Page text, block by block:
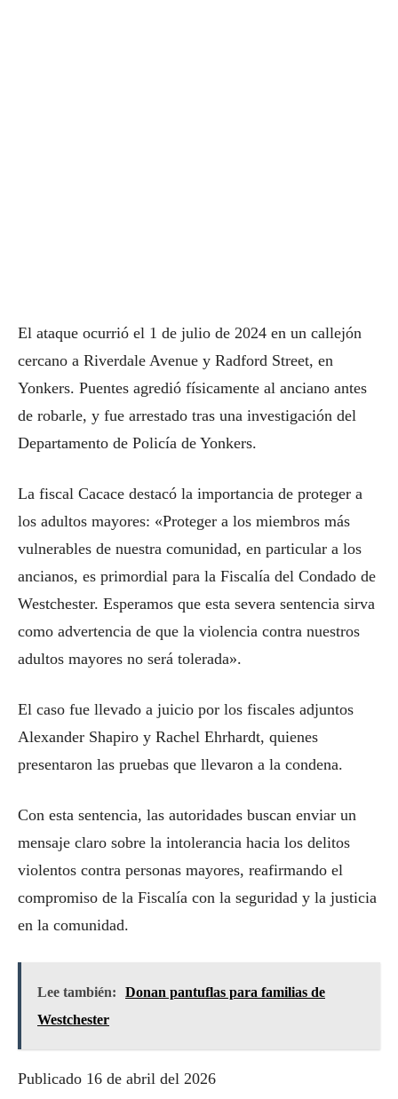
El ataque ocurrió el 1 de julio de 2024 en un callejón
cercano a Riverdale Avenue y Radford Street, en
Yonkers. Puentes agredió físicamente al anciano antes
de robarle, y fue arrestado tras una investigación del
Departamento de Policía de Yonkers.
La fiscal Cacace destacó la importancia de proteger a
los adultos mayores: «Proteger a los miembros más
vulnerables de nuestra comunidad, en particular a los
ancianos, es primordial para la Fiscalía del Condado de
Westchester. Esperamos que esta severa sentencia sirva
como advertencia de que la violencia contra nuestros
adultos mayores no será tolerada».
El caso fue llevado a juicio por los fiscales adjuntos
Alexander Shapiro y Rachel Ehrhardt, quienes
presentaron las pruebas que llevaron a la condena.
Con esta sentencia, las autoridades buscan enviar un
mensaje claro sobre la intolerancia hacia los delitos
violentos contra personas mayores, reafirmando el
compromiso de la Fiscalía con la seguridad y la justicia
en la comunidad.
Lee también:
Donan pantuflas para familias de
Westchester
Publicado 16 de abril del 2026